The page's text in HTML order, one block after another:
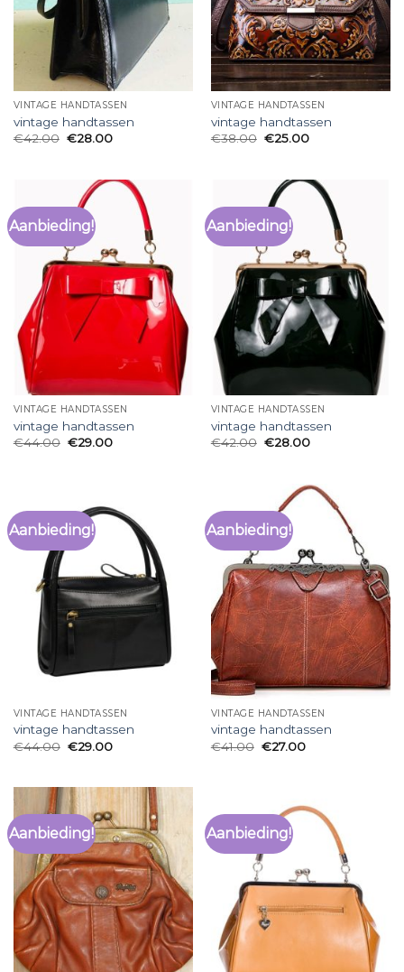
VINTAGE HANDTASSEN
vintage handtassen
€42.00 €28.00
VINTAGE HANDTASSEN
vintage handtassen
€38.00 €25.00
Aanbieding!
VINTAGE HANDTASSEN
vintage handtassen
€44.00 €29.00
Aanbieding!
VINTAGE HANDTASSEN
vintage handtassen
€42.00 €28.00
Aanbieding!
VINTAGE HANDTASSEN
vintage handtassen
€44.00 €29.00
Aanbieding!
VINTAGE HANDTASSEN
vintage handtassen
€41.00 €27.00
Aanbieding! Aanbieding!